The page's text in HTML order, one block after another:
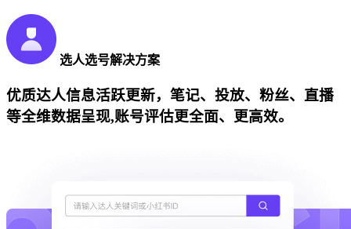
选人选号解决方案
优质达人信息活跃更新，笔记、投放、粉丝、直播
等全维数据呈现,账号评估更全面、更高效。